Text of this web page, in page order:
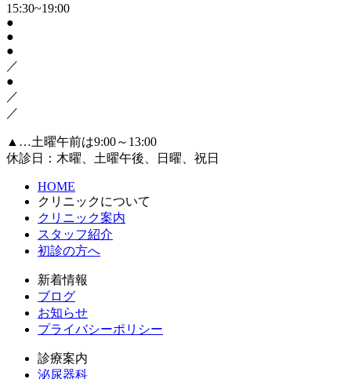
15:30~19:00
●
●
●
／
●
／
／
▲ …土曜午前は9:00～13:00
休診日：木曜、土曜午後、日曜、祝日
HOME
クリニックについて
クリニック案内
スタッフ紹介
初診の方へ
新着情報
ブログ
お知らせ
プライバシーポリシー
診療案内
泌尿器科